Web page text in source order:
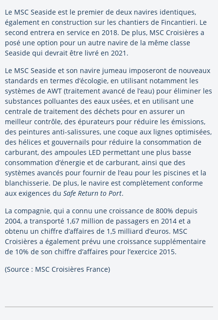
Le MSC Seaside est le premier de deux navires identiques,
également en construction sur les chantiers de Fincantieri. Le
second entrera en service en 2018. De plus, MSC Croisières a
posé une option pour un autre navire de la même classe
Seaside qui devrait être livré en 2021.
Le MSC Seaside et son navire jumeau imposeront de nouveaux
standards en termes d’écologie, en utilisant notamment les
systèmes de AWT (traitement avancé de l’eau) pour éliminer les
substances polluantes des eaux usées, et en utilisant une
centrale de traitement des déchets pour en assurer un
meilleur contrôle, des épurateurs pour réduire les émissions,
des peintures anti-salissures, une coque aux lignes optimisées,
des hélices et gouvernails pour réduire la consommation de
carburant, des ampoules LED permettant une plus basse
consommation d’énergie et de carburant, ainsi que des
systèmes avancés pour fournir de l’eau pour les piscines et la
blanchisserie. De plus, le navire est complètement conforme
aux exigences du Safe Return to Port.
La compagnie, qui a connu une croissance de 800% depuis
2004, a transporté 1,67 million de passagers en 2014 et a
obtenu un chiffre d’affaires de 1,5 milliard d’euros. MSC
Croisières a également prévu une croissance supplémentaire
de 10% de son chiffre d’affaires pour l’exercice 2015.
(Source : MSC Croisières France)